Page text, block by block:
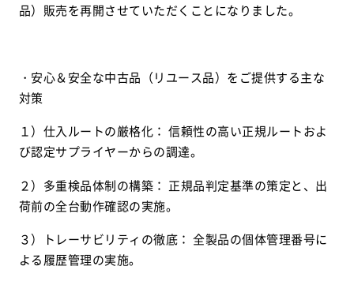
品）販売を再開させていただくことになりました。
・安心＆安全な中古品（リユース品）をご提供する主な
対策
１）仕入ルートの厳格化： 信頼性の高い正規ルートおよ
び認定サプライヤーからの調達。
２）多重検品体制の構築： 正規品判定基準の策定と、出
荷前の全台動作確認の実施。
３）トレーサビリティの徹底： 全製品の個体管理番号に
よる履歴管理の実施。